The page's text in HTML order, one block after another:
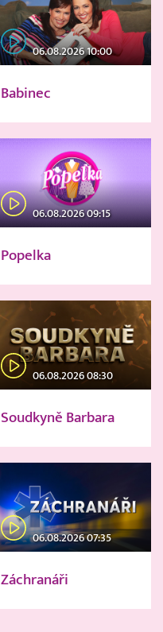
06.08.2026 10:00
Babinec
06.08.2026 09:15
Popelka
06.08.2026 08:30
Soudkyně Barbara
06.08.2026 07:35
Záchranáři